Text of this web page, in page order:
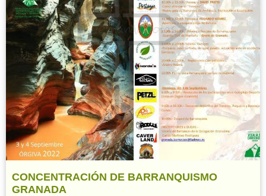
CONCENTRACIÓN DE BARRANQUISMO
GRANADA